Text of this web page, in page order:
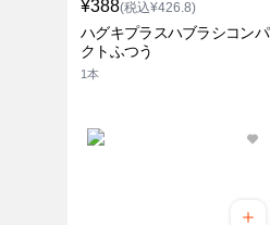
¥388(税込¥426.8)
ハグキプラスハブラシコンパ
クトふつう
1本